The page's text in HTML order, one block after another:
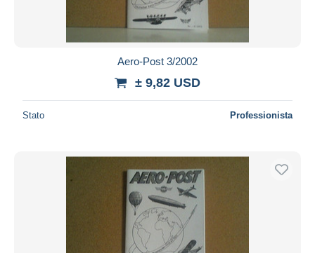
Aero-Post 3/2002
± 9,82 USD
Stato Professionista